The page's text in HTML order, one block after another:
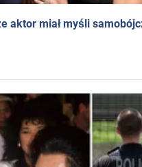
aktor miał myśli